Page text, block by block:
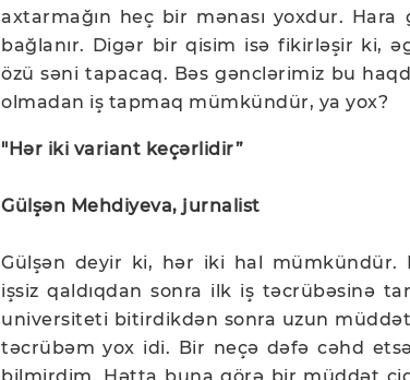
axtarmağın heç bir mənası yoxdur.
bağlanır. Digər bir qisim isə fikirləşir ki,
özü səni tapacaq. Bəs gənclərimiz bu
olmadan iş tapmaq mümkündür, ya yox?
"Hər iki variant keçərlidir”
Gülşən Mehdiyeva, jurnalist
Gülşən deyir ki, hər iki hal mümkündür.
işsiz qaldıqdan sonra ilk iş təcrübəsinə
universiteti bitirdikdən sonra uzun müddət
təcrübəm yox idi. Bir neçə dəfə cəhd
bilmirdim. Hətta buna görə bir müddət